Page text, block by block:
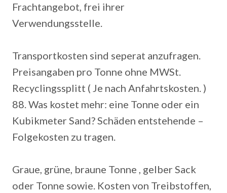
Frachtangebot, frei ihrer
Verwendungsstelle.
Transportkosten sind seperat anzufragen.
Preisangaben pro Tonne ohne MWSt.
Recyclingssplitt ( Je nach Anfahrtskosten. )
88.Was kostet mehr: eine Tonne oder ein
Kubikmeter Sand? Schäden entstehende –
Folgekosten zu tragen.
Graue, grüne, braune Tonne , gelber Sack
oder Tonne sowie. Kosten von Treibstoffen,